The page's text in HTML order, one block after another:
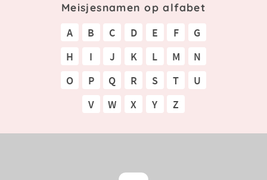
Meisjesnamen op alfabet
A B C D E F
G
H
I J K L M
N
O
P Q R S T
U
V
W X Y Z